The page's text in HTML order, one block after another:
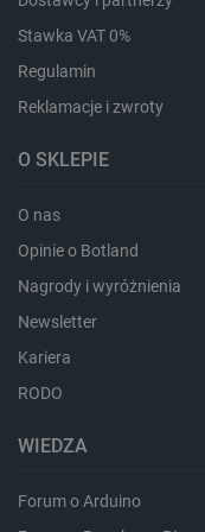
Stawka VAT 0%
Regulamin
Reklamacje i zwroty
O SKLEPIE
O nas
Opinie o Botland
Nagrody i wyróżnienia
Newsletter
Kariera
RODO
WIEDZA
Forum o Arduino